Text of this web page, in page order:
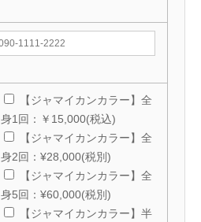
【ジャマイカンカラー】全
身1回：￥15,000(税込)
【ジャマイカンカラー】全
身2回：¥28,000(税別)
【ジャマイカンカラー】全
身5回：¥60,000(税別)
【ジャマイカンカラー】半